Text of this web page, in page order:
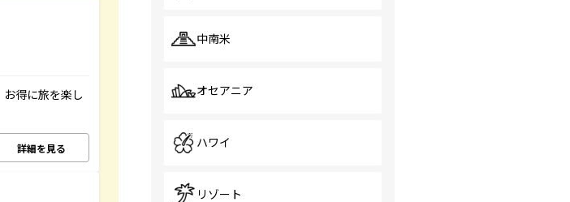
得に旅を楽し
詳細を見る
中南米
オセアニア
ハワイ
リゾート